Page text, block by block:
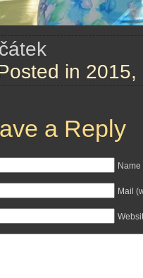
in 2015,
a Reply
Mail